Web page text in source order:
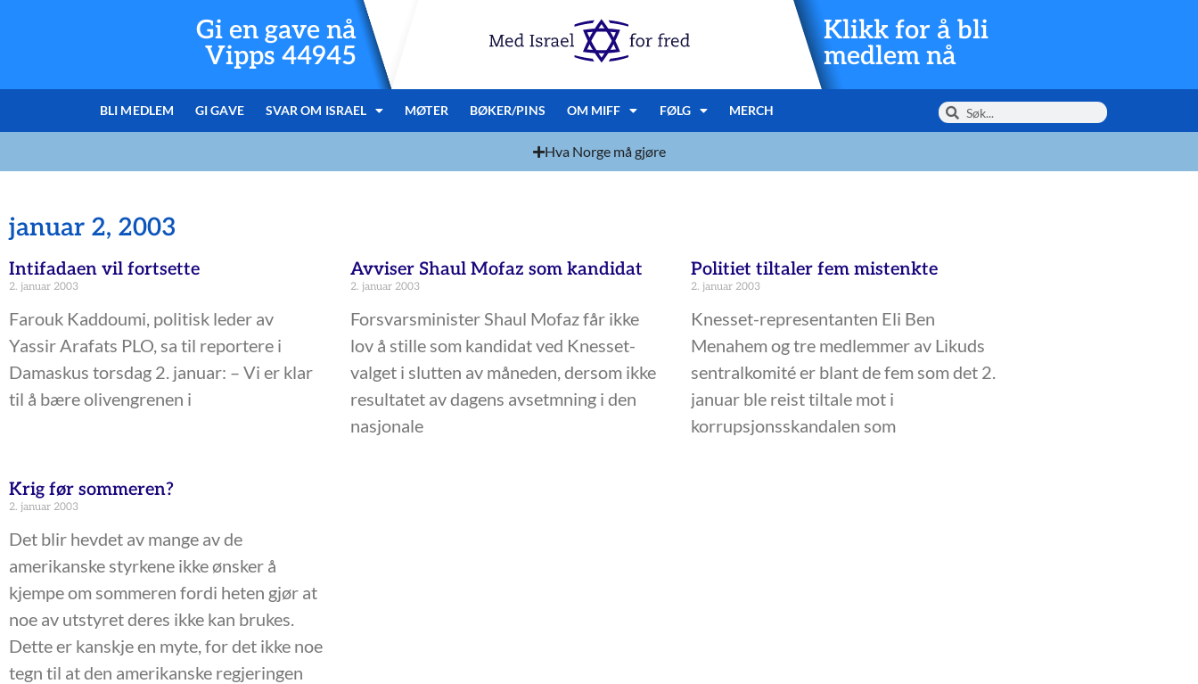
Gi en gave nå
Vipps 44945
Klikk for å bli
medlem nå
BLI MEDLEM GI GAVE SVAR OM ISRAEL MØTER BØKER/PINS OM MIFF FØLG MERCH
Hva Norge må gjøre
januar 2, 2003
Intifadaen vil fortsette
2. januar 2003
Farouk Kaddoumi, politisk leder av
Yassir Arafats PLO, sa til reportere i
Damaskus torsdag 2. januar: – Vi er klar
til å bære olivengrenen i
Avviser Shaul Mofaz som kandidat
2. januar 2003
Forsvarsminister Shaul Mofaz får ikke
lov å stille som kandidat ved Knesset-
valget i slutten av måneden, dersom ikke
resultatet av dagens avsetmning i den
nasjonale
Politiet tiltaler fem mistenkte
2. januar 2003
Knesset-representanten Eli Ben
Menahem og tre medlemmer av Likuds
sentralkomité er blant de fem som det 2.
januar ble reist tiltale mot i
korrupsjonsskandalen som
Krig før sommeren?
2. januar 2003
Det blir hevdet av mange av de
amerikanske styrkene ikke ønsker å
kjempe om sommeren fordi heten gjør at
noe av utstyret deres ikke kan brukes.
Dette er kanskje en myte, for det ikke noe
tegn til at den amerikanske regjeringen